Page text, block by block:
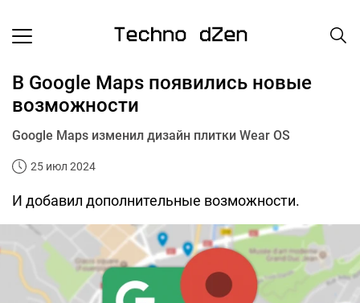
В Google Maps появились новые
возможности
Google Maps изменил дизайн плитки Wear OS
25 июл 2024
И добавил дополнительные возможности.